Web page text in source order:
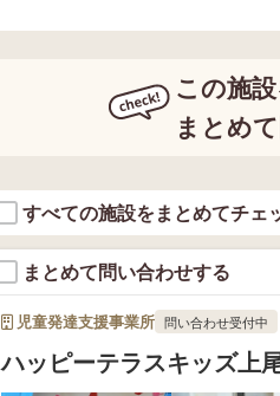
この施
まとめ
すべての施設をまとめてチェ
まとめて問い合わせする
児童発達支援事業所 問い合わせ受付中
ハッピーテラスキッズ上